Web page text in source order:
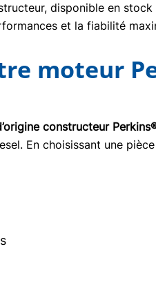
disponible en stock
et la fiabilité
moteur
constructeur
En choisissant une